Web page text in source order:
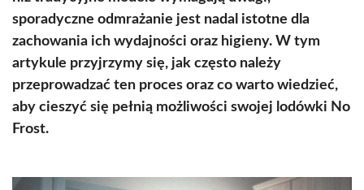
sporadyczne odmrażanie jest nadal istotne dla
zachowania ich wydajności oraz higieny. W tym
artykule przyjrzymy się, jak często należy
przeprowadzać ten proces oraz co warto wiedzieć,
aby cieszyć się pełnią możliwości swojej lodówki No
Frost.